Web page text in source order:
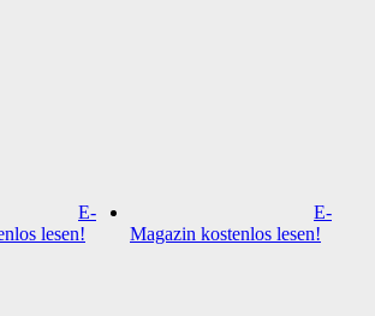
E-
lesen!
E-
Magazin kostenlos lesen!